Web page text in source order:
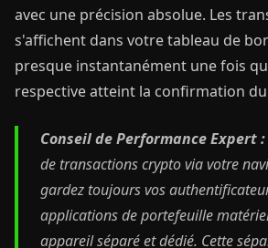
avec une précision absolue. Les
s'affichent dans votre tableau de
presque instantanément une fois
respective atteint la confirmation
Conseil de Performance Expert :
de transactions crypto via votre
gardez toujours vos
applications de portefeuille
appareil séparé et dédié. Cette